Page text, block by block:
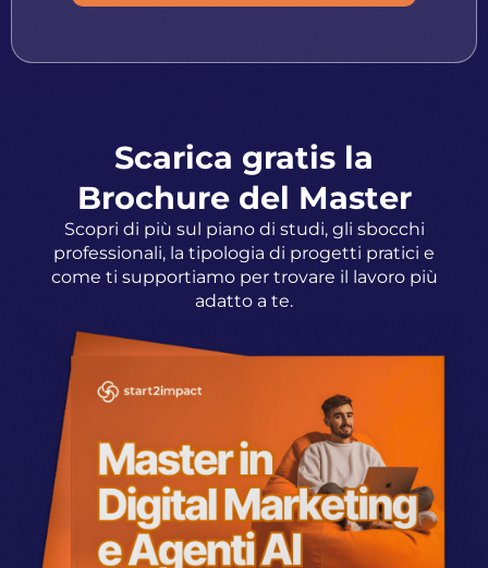
Scarica gratis la
Brochure del Master
Scopri di più sul piano di studi, gli sbocchi
professionali, la tipologia di progetti pratici e
come ti supportiamo per trovare il lavoro più
adatto a te.​